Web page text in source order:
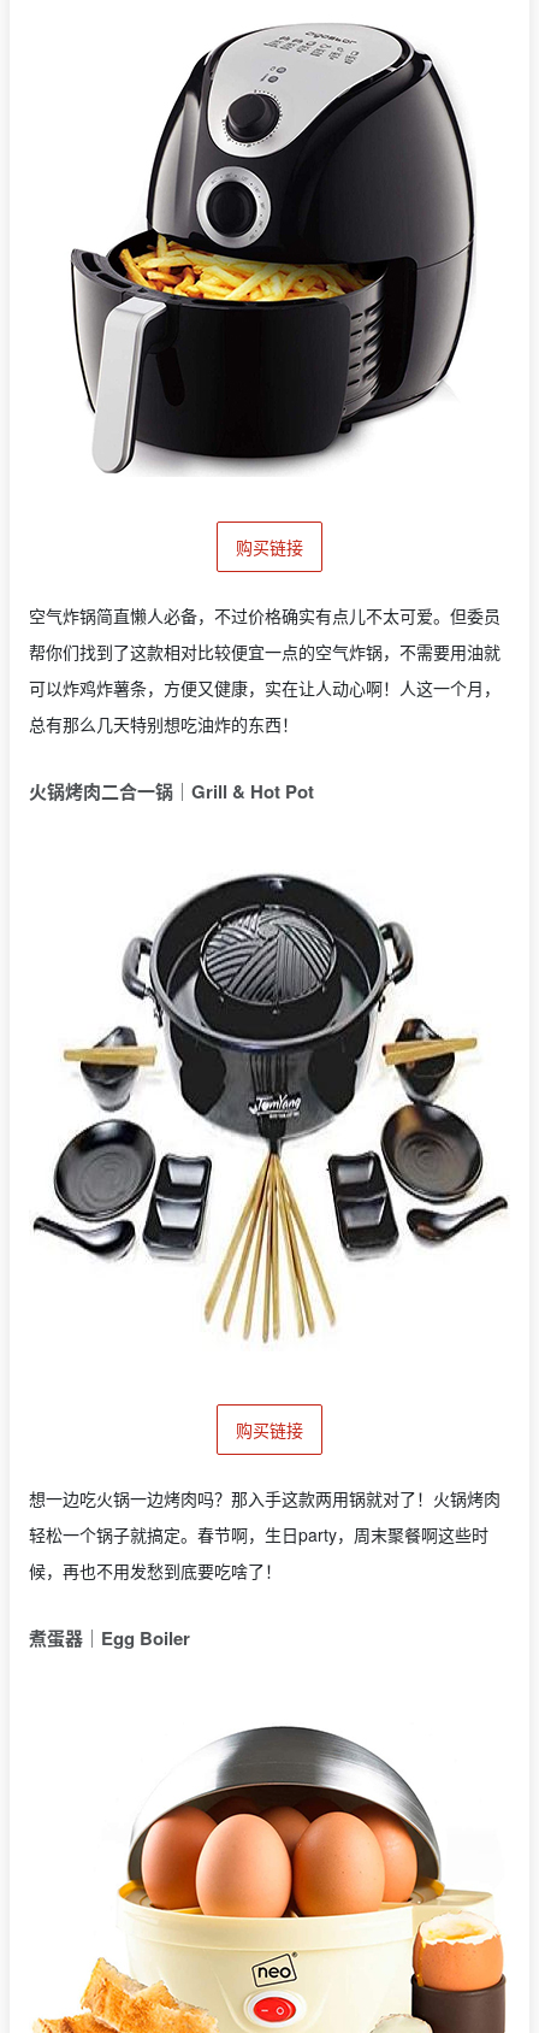
购买链接
空气炸锅简直懒人必备，不过价格确实有点儿不太可爱。但委员
帮你们找到了这款相对比较便宜一点的空气炸锅，不需要用油就
可以炸鸡炸薯条，方便又健康，实在让人动心啊！人这一个月，
总有那么几天特别想吃油炸的东西！
火锅烤肉二合一锅｜ Grill & Hot Pot
购买链接
想一边吃火锅一边烤肉吗？那入手这款两用锅就对了！火锅烤肉
轻松一个锅子就搞定。春节啊，生日party，周末聚餐啊这些时
候，再也不用发愁到底要吃啥了！
煮蛋器｜Egg Boiler